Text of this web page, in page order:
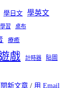
學日文 學英文
習 桌布
療癒
戲 計時器
貼圖
新文章 / 用 Email